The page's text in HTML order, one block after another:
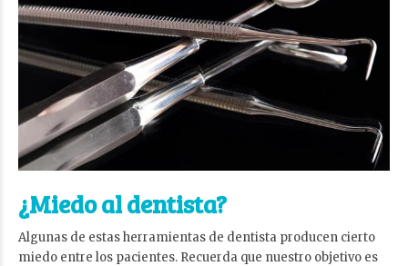
¿Miedo al dentista?
Algunas de estas herramientas de dentista producen cierto
miedo entre los pacientes. Recuerda que nuestro objetivo es